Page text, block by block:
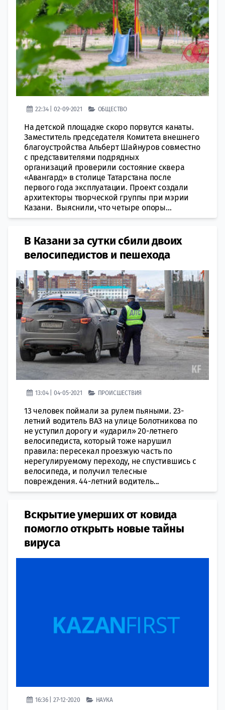
22:34 | 02-09-2021 ОБЩЕСТВО
На детской площадке скоро порвутся канаты.
Заместитель председателя Комитета внешнего
благоустройства Альберт Шайнуров совместно
с представителями подрядных
организаций проверили состояние сквера
«Авангард» в столице Татарстана после
первого года эксплуатации. Проект создали
архитекторы творческой группы при мэрии
Казани. Выяснили, что четыре опоры...
В Казани за сутки сбили двоих
велосипедистов и пешехода
13:04 | 04-05-2021 ПРОИСШЕСТВИЯ
13 человек поймали за рулем пьяными. 23-
летний водитель ВАЗ на улице Болотникова по
не уступил дорогу и «ударил» 20-летнего
велосипедиста, который тоже нарушил
правила: пересекал проезжую часть по
нерегулируемому переходу, не спустившись с
велосипеда, и получил телесные
повреждения. 44-летний водитель...
Вскрытие умерших от ковида
помогло открыть новые тайны
вируса
16:36 | 27-12-2020 НАУКА